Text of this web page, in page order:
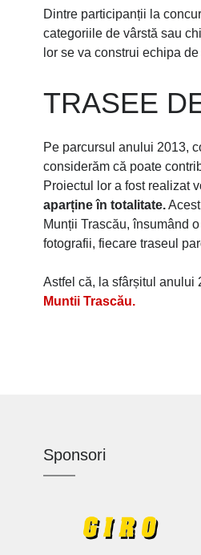
Dintre participanții la
categoriile de vârstă sau
lor se va construi echipa
TRASEE
Pe parcursul anului 2013,
considerăm că poate
Proiectul lor a fost realizat
aparține în totalitate.Acest
Munții Trascău, însumând
fotografii, fiecare traseul
Astfel că, la sfârșitul anului
Muntii Trascău.
Sponsori